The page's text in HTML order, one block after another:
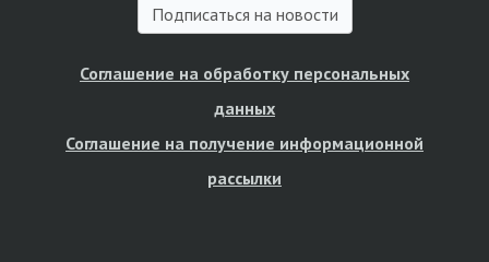
Подписаться на новости
Соглашение на обработку персональных
данных
Соглашение на получение информационной
рассылки